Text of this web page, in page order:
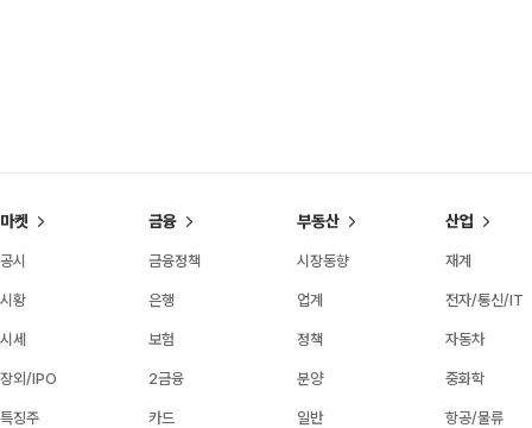
마켓
공시
시황
시세
장외/IPO
특징주
금융
금융정책
은행
보험
2금융
카드
부동산
시장동향
업계
정책
분양
일반
산업
재계
전자/통신/IT
자동차
중화학
항공/물류